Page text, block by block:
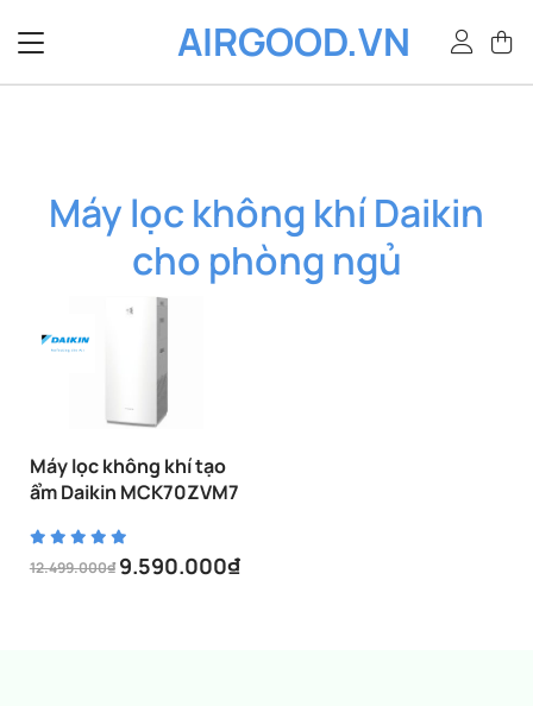
qua
dung
AIRGOOD.VN
Máy lọc không khí Daikin
cho phòng ngủ
Máy lọc không khí tạo
ẩm Daikin MCK70ZVM7
12.499.000₫ 9.590.000₫